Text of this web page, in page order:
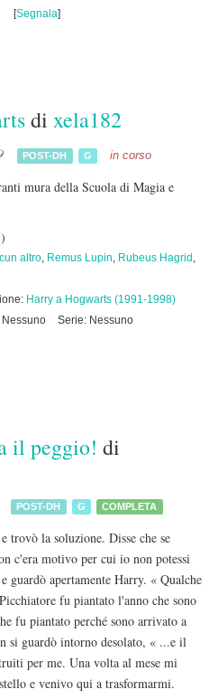
[Segnala]
di xela182
POST-DH G in corso
mura della Scuola di Magia e
altro, Remus Lupin, Rubeus Hagrid ,
Harry a Hogwarts (1991-1998)
Serie: Nessuno
il peggio! di
POST-DH G COMPLETA
trovò la soluzione. Disse che se
c'era motivo per cui io non potessi
guardò apertamente Harry. « Qualche
fu piantato l'anno che sono
fu piantato perché sono arrivato a
si guardò intorno desolato, « ...e il
per me. Una volta al mese mi
e venivo qui a trasformarmi.